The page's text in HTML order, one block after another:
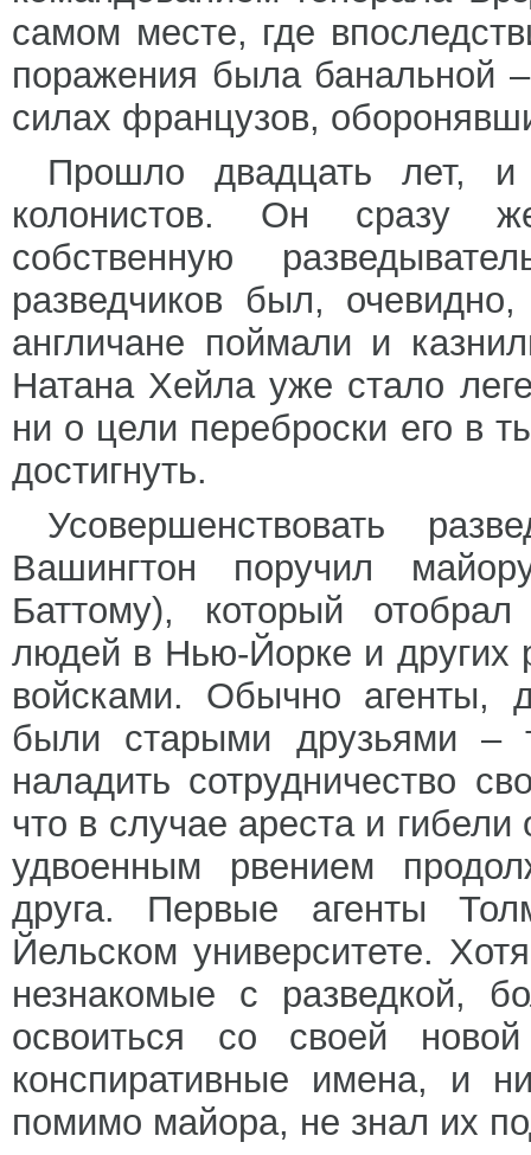
самом месте, где
поражения была банальной
силах французов,
Прошло двадцать лет,
колонистов. Он сразу
собственную
разведчиков был,
англичане поймали и
Натана Хейла уже стало
ни о цели переброски его в
достигнуть.
Усовершенствовать
Вашингтон поручил
Баттому), который
людей в Нью-Йорке и других
войсками. Обычно агенты,
были старыми друзьями –
наладить сотрудничество
что в случае ареста и
удвоенным рвением
друга. Первые агенты
Йельском университете.
незнакомые с разведкой,
освоиться со своей
конспиративные имена, и
помимо майора, не знал их